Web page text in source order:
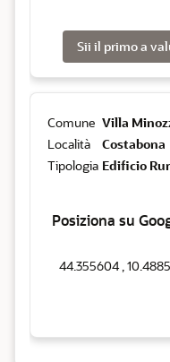
Sii il primo a
Comune Villa
Località
Costabona
Tipologia Edificio
Posiziona su
44.355604 ,